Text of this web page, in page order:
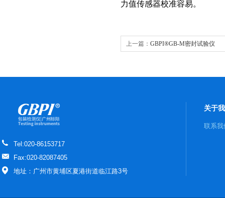
力值传感器校准容易。
上一篇： GBPI®GB-M密封试验仪
Tel:020-86153717
Fax:020-82087405
地址：广州市黄埔区夏港街道临江路3号
关于
联系我